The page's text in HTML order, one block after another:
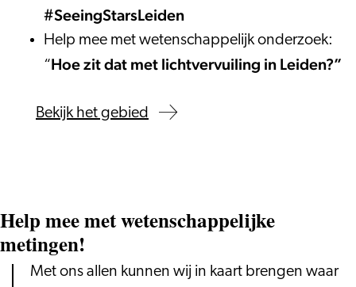
#SeeingStarsLeiden
Help mee met wetenschappelijk onderzoek:
“Hoe zit dat met lichtvervuiling in Leiden?”
Bekijk het gebied
Help mee met wetenschappelijke
metingen!
Met ons allen kunnen wij in kaart brengen waar